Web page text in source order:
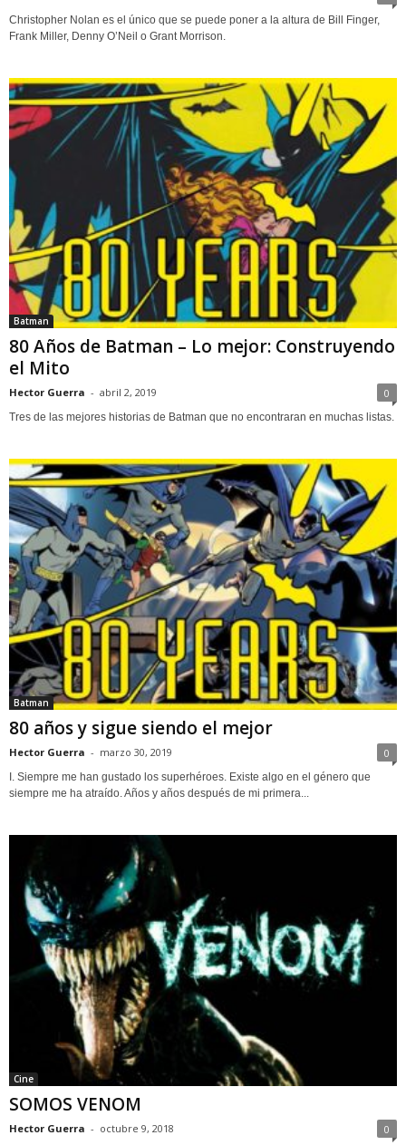
Christopher Nolan es el único que se puede poner a la altura de Bill Finger,
Frank Miller, Denny O’Neil o Grant Morrison.
Batman
80 Años de Batman – Lo mejor: Construyendo
el Mito
Hector Guerra - abril 2, 2019 0
Tres de las mejores historias de Batman que no encontraran en muchas listas.
Batman
80 años y sigue siendo el mejor
Hector Guerra - marzo 30, 2019 0
I. Siempre me han gustado los superhéroes. Existe algo en el género que
siempre me ha atraído. Años y años después de mi primera...
Cine
SOMOS VENOM
Hector Guerra - octubre 9, 2018 0